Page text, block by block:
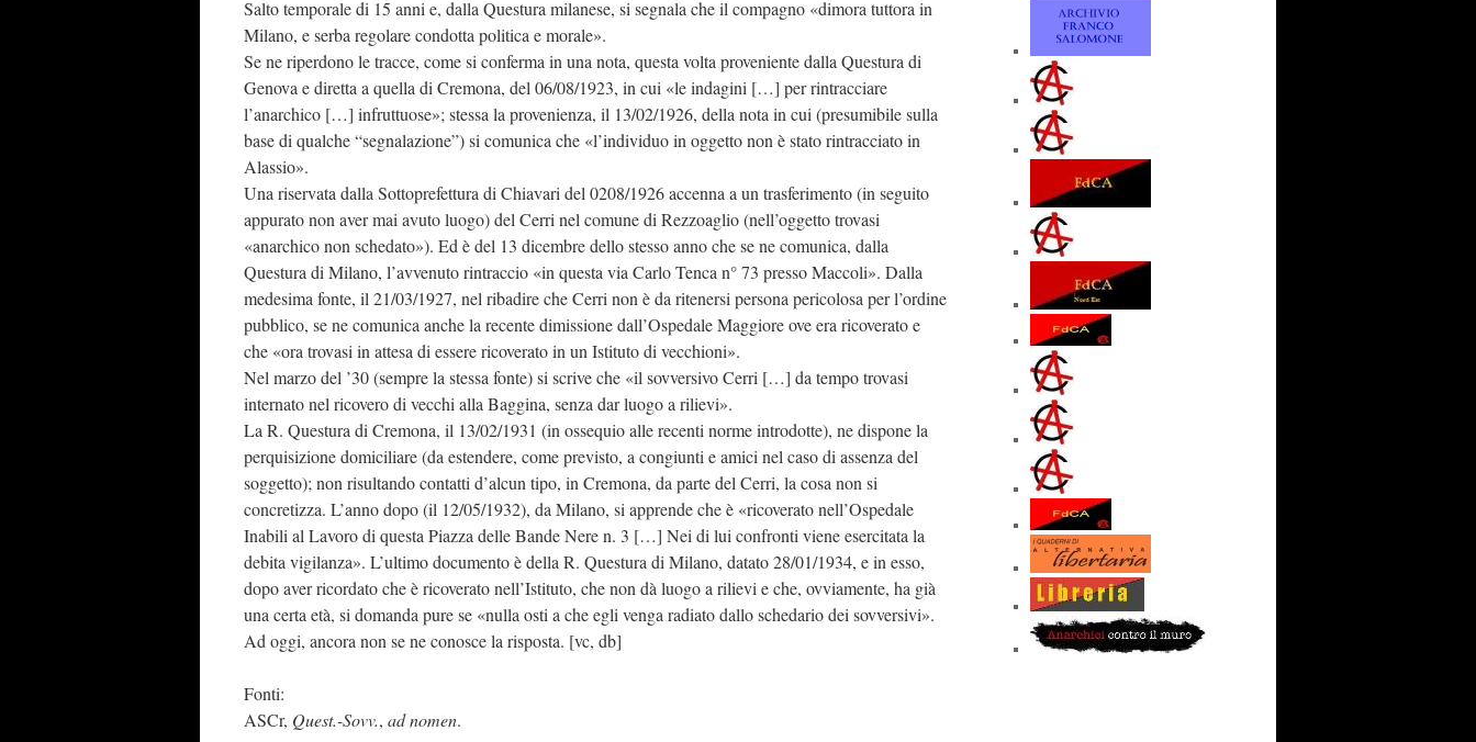
Salto temporale di 15 anni e, dalla Questura milanese, si segnala che il compagno «dimora tuttora in
Milano, e serba regolare condotta politica e morale».
Se ne riperdono le tracce, come si conferma in una nota, questa volta proveniente dalla Questura di
Genova e diretta a quella di Cremona, del 06/08/1923, in cui «le indagini […] per rintracciare
l’anarchico […] infruttuose»; stessa la provenienza, il 13/02/1926, della nota in cui (presumibile sulla
base di qualche “segnalazione”) si comunica che «l’individuo in oggetto non è stato rintracciato in
Alassio».
Una riservata dalla Sottoprefettura di Chiavari del 0208/1926 accenna a un trasferimento (in seguito
appurato non aver mai avuto luogo) del Cerri nel comune di Rezzoaglio (nell’oggetto trovasi
«anarchico non schedato»). Ed è del 13 dicembre dello stesso anno che se ne comunica, dalla
Questura di Milano, l’avvenuto rintraccio «in questa via Carlo Tenca n° 73 presso Maccoli». Dalla
medesima fonte, il 21/03/1927, nel ribadire che Cerri non è da ritenersi persona pericolosa per l’ordine
pubblico, se ne comunica anche la recente dimissione dall’Ospedale Maggiore ove era ricoverato e
che «ora trovasi in attesa di essere ricoverato in un Istituto di vecchioni».
Nel marzo del ’30 (sempre la stessa fonte) si scrive che «il sovversivo Cerri […] da tempo trovasi
internato nel ricovero di vecchi alla Baggina, senza dar luogo a rilievi».
La R. Questura di Cremona, il 13/02/1931 (in ossequio alle recenti norme introdotte), ne dispone la
perquisizione domiciliare (da estendere, come previsto, a congiunti e amici nel caso di assenza del
soggetto); non risultando contatti d’alcun tipo, in Cremona, da parte del Cerri, la cosa non si
concretizza. L’anno dopo (il 12/05/1932), da Milano, si apprende che è «ricoverato nell’Ospedale
Inabili al Lavoro di questa Piazza delle Bande Nere n. 3 […] Nei di lui confronti viene esercitata la
debita vigilanza». L’ultimo documento è della R. Questura di Milano, datato 28/01/1934, e in esso,
dopo aver ricordato che è ricoverato nell’Istituto, che non dà luogo a rilievi e che, ovviamente, ha già
una certa età, si domanda pure se «nulla osti a che egli venga radiato dallo schedario dei sovversivi».
Ad oggi, ancora non se ne conosce la risposta. [vc, db]
Fonti:
ASCr, Quest.-Sovv., ad nomen.